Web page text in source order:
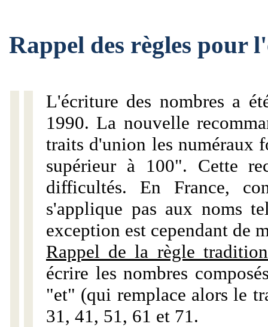
Rappel des règles pour
L'écriture des nombres a
1990. La nouvelle
traits d'union les numéraux
supérieur à 100". Cette
difficultés. En France,
s'applique pas aux noms
exception est cependant de
Rappel de la règle
écrire les nombres
"et" (qui remplace alors le
31, 41, 51, 61 et 71.